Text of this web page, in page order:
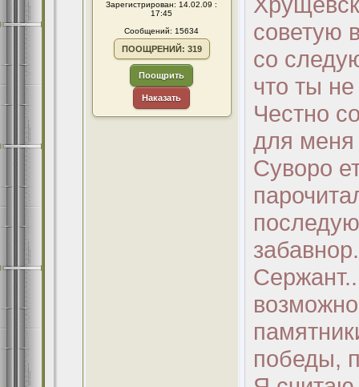
Зарегистрирован: 14.02.09 :
17:45
Сообщений: 15634
ПООЩРЕНИЙ: 319
Поощрить
Наказать
советую
со
что ты
Честно
для меня
Суворо
победы,